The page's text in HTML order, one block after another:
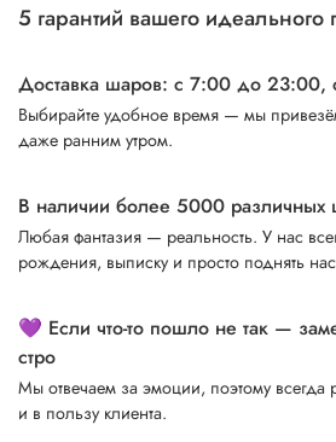
5 гарантий вашего идеального
Доставка шаров: с 7:00 до 23:00,
Выбирайте удобное время — мы
даже ранним утром.
В наличии более 5000 различных
Любая фантазия — реальность. У нас
рождения, выписку и просто поднять
💜 Если что-то пошло не так —
стро
Мы отвечаем за эмоции, поэтому
и в пользу клиента.